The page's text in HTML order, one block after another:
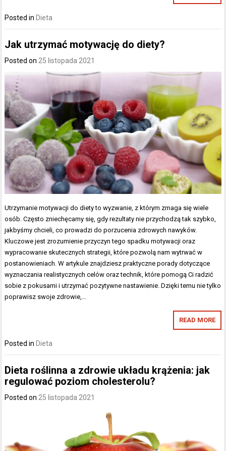
Posted in Dieta
Jak utrzymać motywację do diety?
Posted on25 listopada 2021
Utrzymanie motywacji do diety to wyzwanie, z którym zmaga się wiele
osób. Często zniechęcamy się, gdy rezultaty nie przychodzą tak szybko,
jakbyśmy chcieli, co prowadzi do porzucenia zdrowych nawyków.
Kluczowe jest zrozumienie przyczyn tego spadku motywacji oraz
wypracowanie skutecznych strategii, które pozwolą nam wytrwać w
postanowieniach. W artykule znajdziesz praktyczne porady dotyczące
wyznaczania realistycznych celów oraz technik, które pomogą Ci radzić
sobie z pokusami i utrzymać pozytywne nastawienie. Dzięki temu nie tylko
poprawisz swoje zdrowie,…
READ MORE
Posted in Dieta
Dieta roślinna a zdrowie układu krążenia: jak
regulować poziom cholesterolu?
Posted on 25 listopada 2021